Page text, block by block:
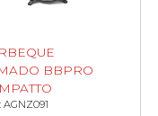
BBPRO
AGNZ091